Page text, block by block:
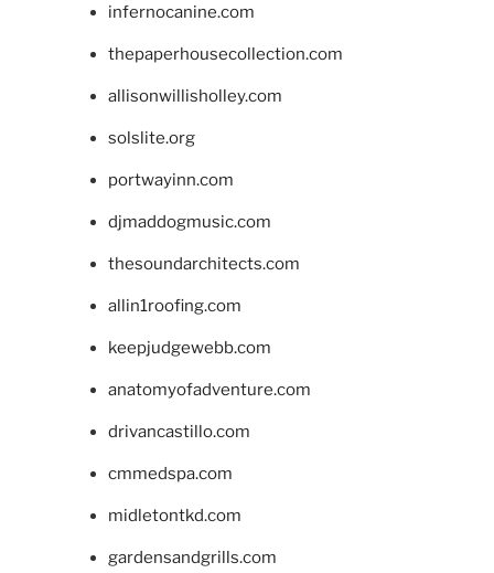
infernocanine.com
thepaperhousecollection.com
allisonwillisholley.com
solslite.org
portwayinn.com
djmaddogmusic.com
thesoundarchitects.com
allin1roofing.com
keepjudgewebb.com
anatomyofadventure.com
drivancastillo.com
cmmedspa.com
midletontkd.com
gardensandgrills.com